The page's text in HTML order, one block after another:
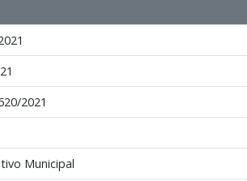
2021
Municipal